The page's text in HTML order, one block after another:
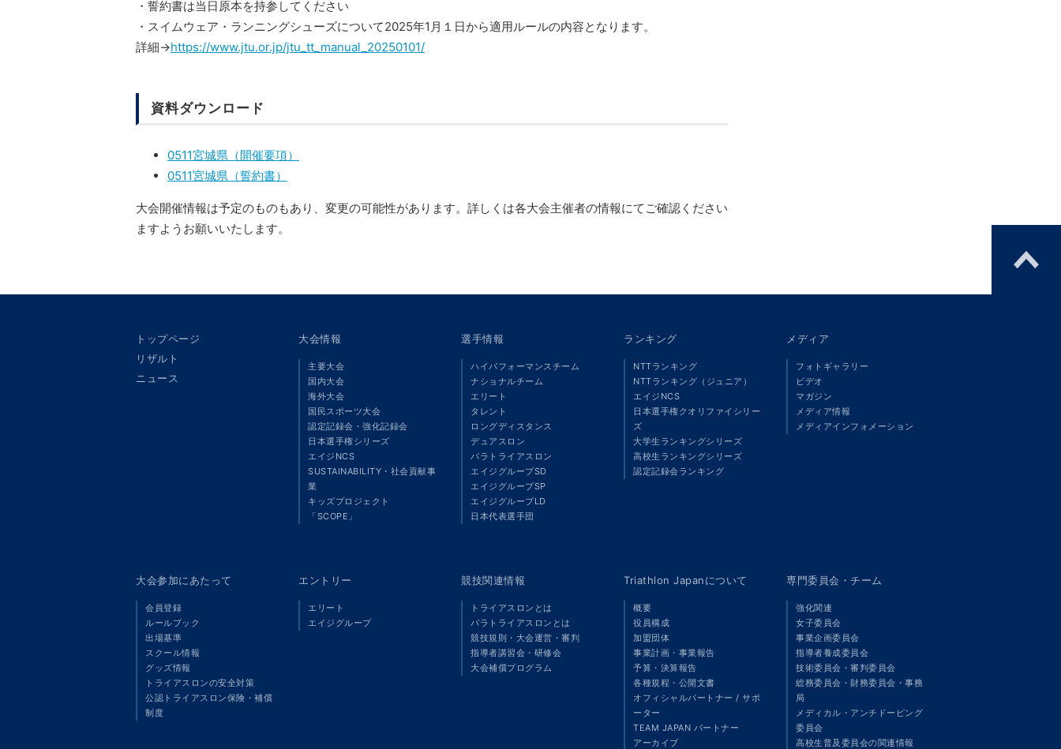
・誓約書は当日原本を持参してください
・スイムウェア・ランニングシューズについて2025年1月１日から適用ルールの内容となります。
詳細→https://www.jtu.or.jp/jtu_tt_manual_20250101/
資料ダウンロード
0511宮城県（開催要項）
0511宮城県（誓約書）
大会開催情報は予定のものもあり、変更の可能性があります。詳しくは各大会主催者の情報にてご確認ください
ますようお願いいたします。
トップページ
リザルト
ニュース
大会情報
主要大会
国内大会
海外大会
国民スポーツ大会
認定記録会・強化記録会
日本選手権シリーズ
エイジNCS
SUSTAINABILITY・社会貢献事
業
キッズプロジェクト
「SCOPE」
選手情報
ハイパフォーマンスチーム
ナショナルチーム
エリート
タレント
ロングディスタンス
デュアスロン
パラトライアスロン
エイジグループSD
エイジグループSP
エイジグループLD
日本代表選手団
ランキング
NTTランキング
NTTランキング（ジュニア）
エイジNCS
日本選手権クオリファイシリー
ズ
大学生ランキングシリーズ
高校生ランキングシリーズ
認定記録会ランキング
メディア
フォトギャラリー
ビデオ
マガジン
メディア情報
メディアインフォメーション
大会参加にあたって
会員登録
ルールブック
出場基準
スクール情報
グッズ情報
トライアスロンの安全対策
公認トライアスロン保険・補償
制度
エントリー
エリート
エイジグループ
競技関連情報
トライアスロンとは
パラトライアスロンとは
競技規則・大会運営・審判
指導者講習会・研修会
大会補償プログラム
Triathlon Japanについて
概要
役員構成
加盟団体
事業計画・事業報告
予算・決算報告
各種規程・公開文書
オフィシャルパートナー / サポ
ーター
TEAM JAPAN パートナー
アーカイブ
専門委員会・チーム
強化関連
女子委員会
事業企画委員会
指導者養成委員会
技術委員会・審判委員会
総務委員会・財務委員会・事務
局
メディカル・アンチドーピング
委員会
高校生普及委員会の関連情報